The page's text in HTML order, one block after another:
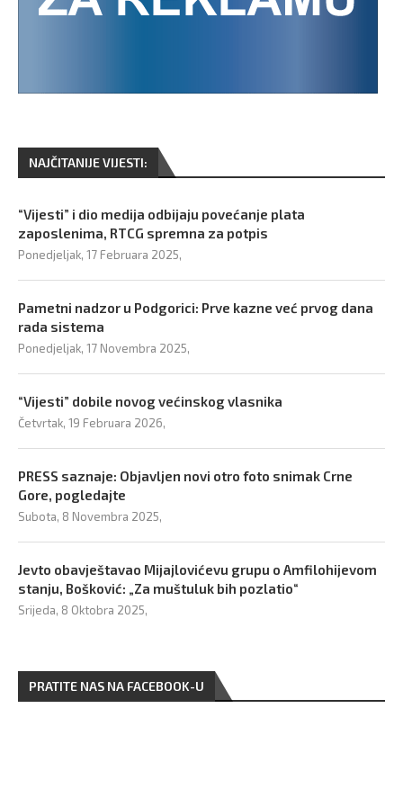
NAJČITANIJE VIJESTI:
“Vijesti” i dio medija odbijaju povećanje plata
zaposlenima, RTCG spremna za potpis
Ponedjeljak, 17 Februara 2025,
Pametni nadzor u Podgorici: Prve kazne već prvog dana
rada sistema
Ponedjeljak, 17 Novembra 2025,
“Vijesti” dobile novog većinskog vlasnika
Četvrtak, 19 Februara 2026,
PRESS saznaje: Objavljen novi otro foto snimak Crne
Gore, pogledajte
Subota, 8 Novembra 2025,
Jevto obavještavao Mijajlovićevu grupu o Amfilohijevom
stanju, Bošković: „Za muštuluk bih pozlatio“
Srijeda, 8 Oktobra 2025,
PRATITE NAS NA FACEBOOK-U